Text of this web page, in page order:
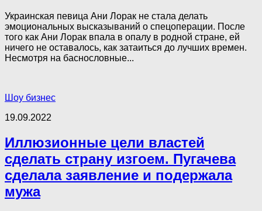
Украинская певица Ани Лорак не стала делать
эмоциональных высказываний о спецоперации. После
того как Ани Лорак впала в опалу в родной стране, ей
ничего не оставалось, как затаиться до лучших времен.
Несмотря на баснословные...
Шоу бизнес
19.09.2022
Иллюзионные цели властей
сделать страну изгоем. Пугачева
сделала заявление и подержала
мужа